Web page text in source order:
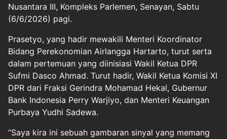
Nusantara III, Kompleks Parlemen, Senayan, Sabtu
(6/6/2026) pagi.
Prasetyo, yang hadir mewakili Menteri Koordinator
Bidang Perekonomian Airlangga Hartarto, turut serta
dalam pertemuan yang diinisiasi Wakil Ketua DPR
Sufmi Dasco Ahmad. Turut hadir, Wakil Ketua Komisi XI
DPR dari Fraksi Gerindra Mohamad Hekal, Gubernur
Bank Indonesia Perry Warjiyo, dan Menteri Keuangan
Purbaya Yudhi Sadewa.
“Saya kira ini sebuah gambaran sinyal yang memang